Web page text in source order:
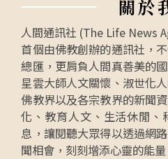
關於
人間通訊社 (The Life News
首個由佛教創辦的通訊社，
總匯，更肩負人間真善美的
星雲大師人文關懷、淑世化
佛教界以及各宗教界的新聞
化、教育人文、生活休閒、
息，讓閱聽大眾得以透過網
聞相會，刻刻增添心靈的能